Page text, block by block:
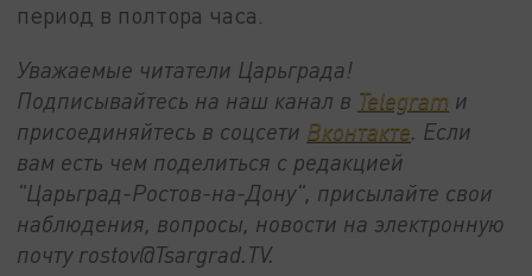
период в полтора часа.
Уважаемые читатели Царьграда!
Подписывайтесь на наш канал в Telegram и
присоединяйтесь в соцсети Вконтакте. Если
вам есть чем поделиться с редакцией
"Царьград-Ростов-на-Дону", присылайте свои
наблюдения, вопросы, новости на электронную
почту rostov@Tsargrad.ТV.